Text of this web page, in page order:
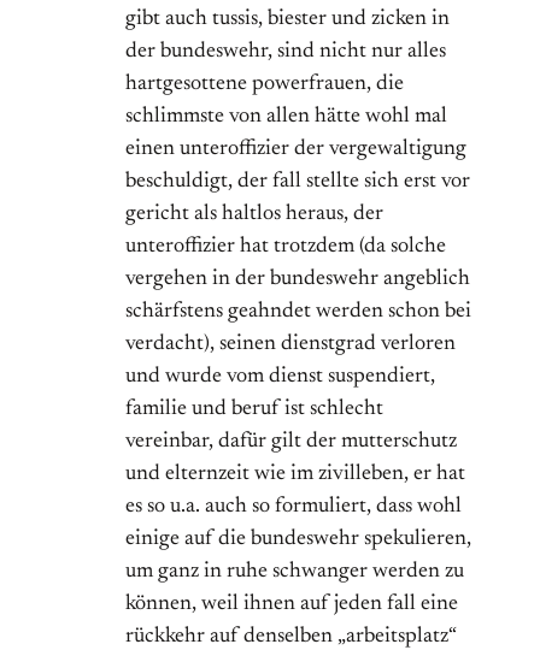
gibt auch tussis, biester und zicken in
der bundeswehr, sind nicht nur alles
hartgesottene powerfrauen, die
schlimmste von allen hätte wohl mal
einen unteroffizier der vergewaltigung
beschuldigt, der fall stellte sich erst vor
gericht als haltlos heraus, der
unteroffizier hat trotzdem (da solche
vergehen in der bundeswehr angeblich
schärfstens geahndet werden schon bei
verdacht), seinen dienstgrad verloren
und wurde vom dienst suspendiert,
familie und beruf ist schlecht
vereinbar, dafür gilt der mutterschutz
und elternzeit wie im zivilleben, er hat
es so u.a. auch so formuliert, dass wohl
einige auf die bundeswehr spekulieren,
um ganz in ruhe schwanger werden zu
können, weil ihnen auf jeden fall eine
rückkehr auf denselben „arbeitsplatz“